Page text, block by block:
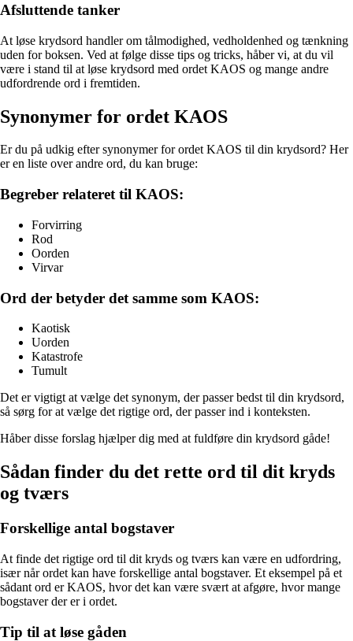
Afsluttende tanker
At løse krydsord handler om tålmodighed, vedholdenhed og tænkning
uden for boksen. Ved at følge disse tips og tricks, håber vi, at du vil
være i stand til at løse krydsord med ordet KAOS og mange andre
udfordrende ord i fremtiden.
Synonymer for ordet KAOS
Er du på udkig efter synonymer for ordet KAOS til din krydsord? Her
er en liste over andre ord, du kan bruge:
Begreber relateret til KAOS:
Forvirring
Rod
Oorden
Virvar
Ord der betyder det samme som KAOS:
Kaotisk
Uorden
Katastrofe
Tumult
Det er vigtigt at vælge det synonym, der passer bedst til din krydsord,
så sørg for at vælge det rigtige ord, der passer ind i konteksten.
Håber disse forslag hjælper dig med at fuldføre din krydsord gåde!
Sådan finder du det rette ord til dit kryds
og tværs
Forskellige antal bogstaver
At finde det rigtige ord til dit kryds og tværs kan være en udfordring,
især når ordet kan have forskellige antal bogstaver. Et eksempel på et
sådant ord er KAOS, hvor det kan være svært at afgøre, hvor mange
bogstaver der er i ordet.
Tip til at løse gåden